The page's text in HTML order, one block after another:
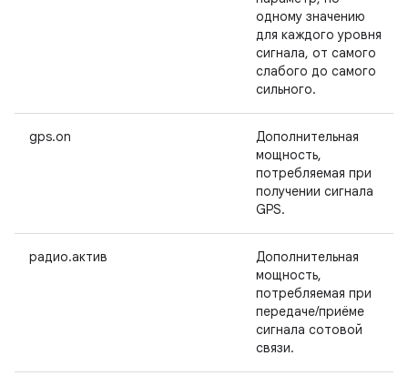
одному значению
для каждого уровня
сигнала, от самого
слабого до самого
сильного.
gps.on
Дополнительная
мощность,
потребляемая при
получении сигнала
GPS.
радио.актив
Дополнительная
мощность,
потребляемая при
передаче/приёме
сигнала сотовой
связи.